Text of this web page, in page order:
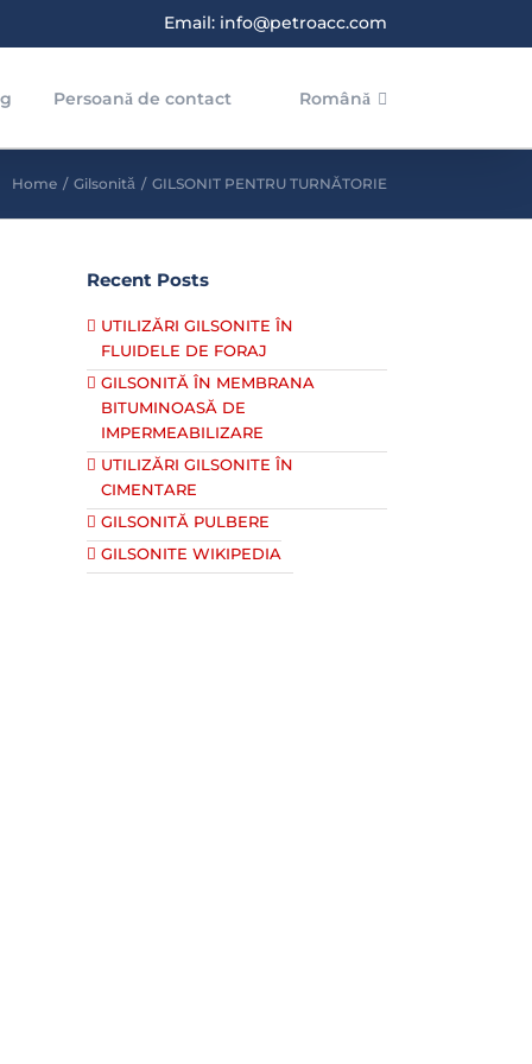
Email: info@petroacc.com
Persoană de contact Română
Home / Gilsonită / GILSONIT PENTRU TURNĂTORIE
Recent Posts
UTILIZĂRI GILSONITE ÎN
FLUIDELE DE FORAJ
GILSONITĂ ÎN MEMBRANA
BITUMINOASĂ DE
IMPERMEABILIZARE
UTILIZĂRI GILSONITE ÎN
CIMENTARE
GILSONITĂ PULBERE
GILSONITE WIKIPEDIA